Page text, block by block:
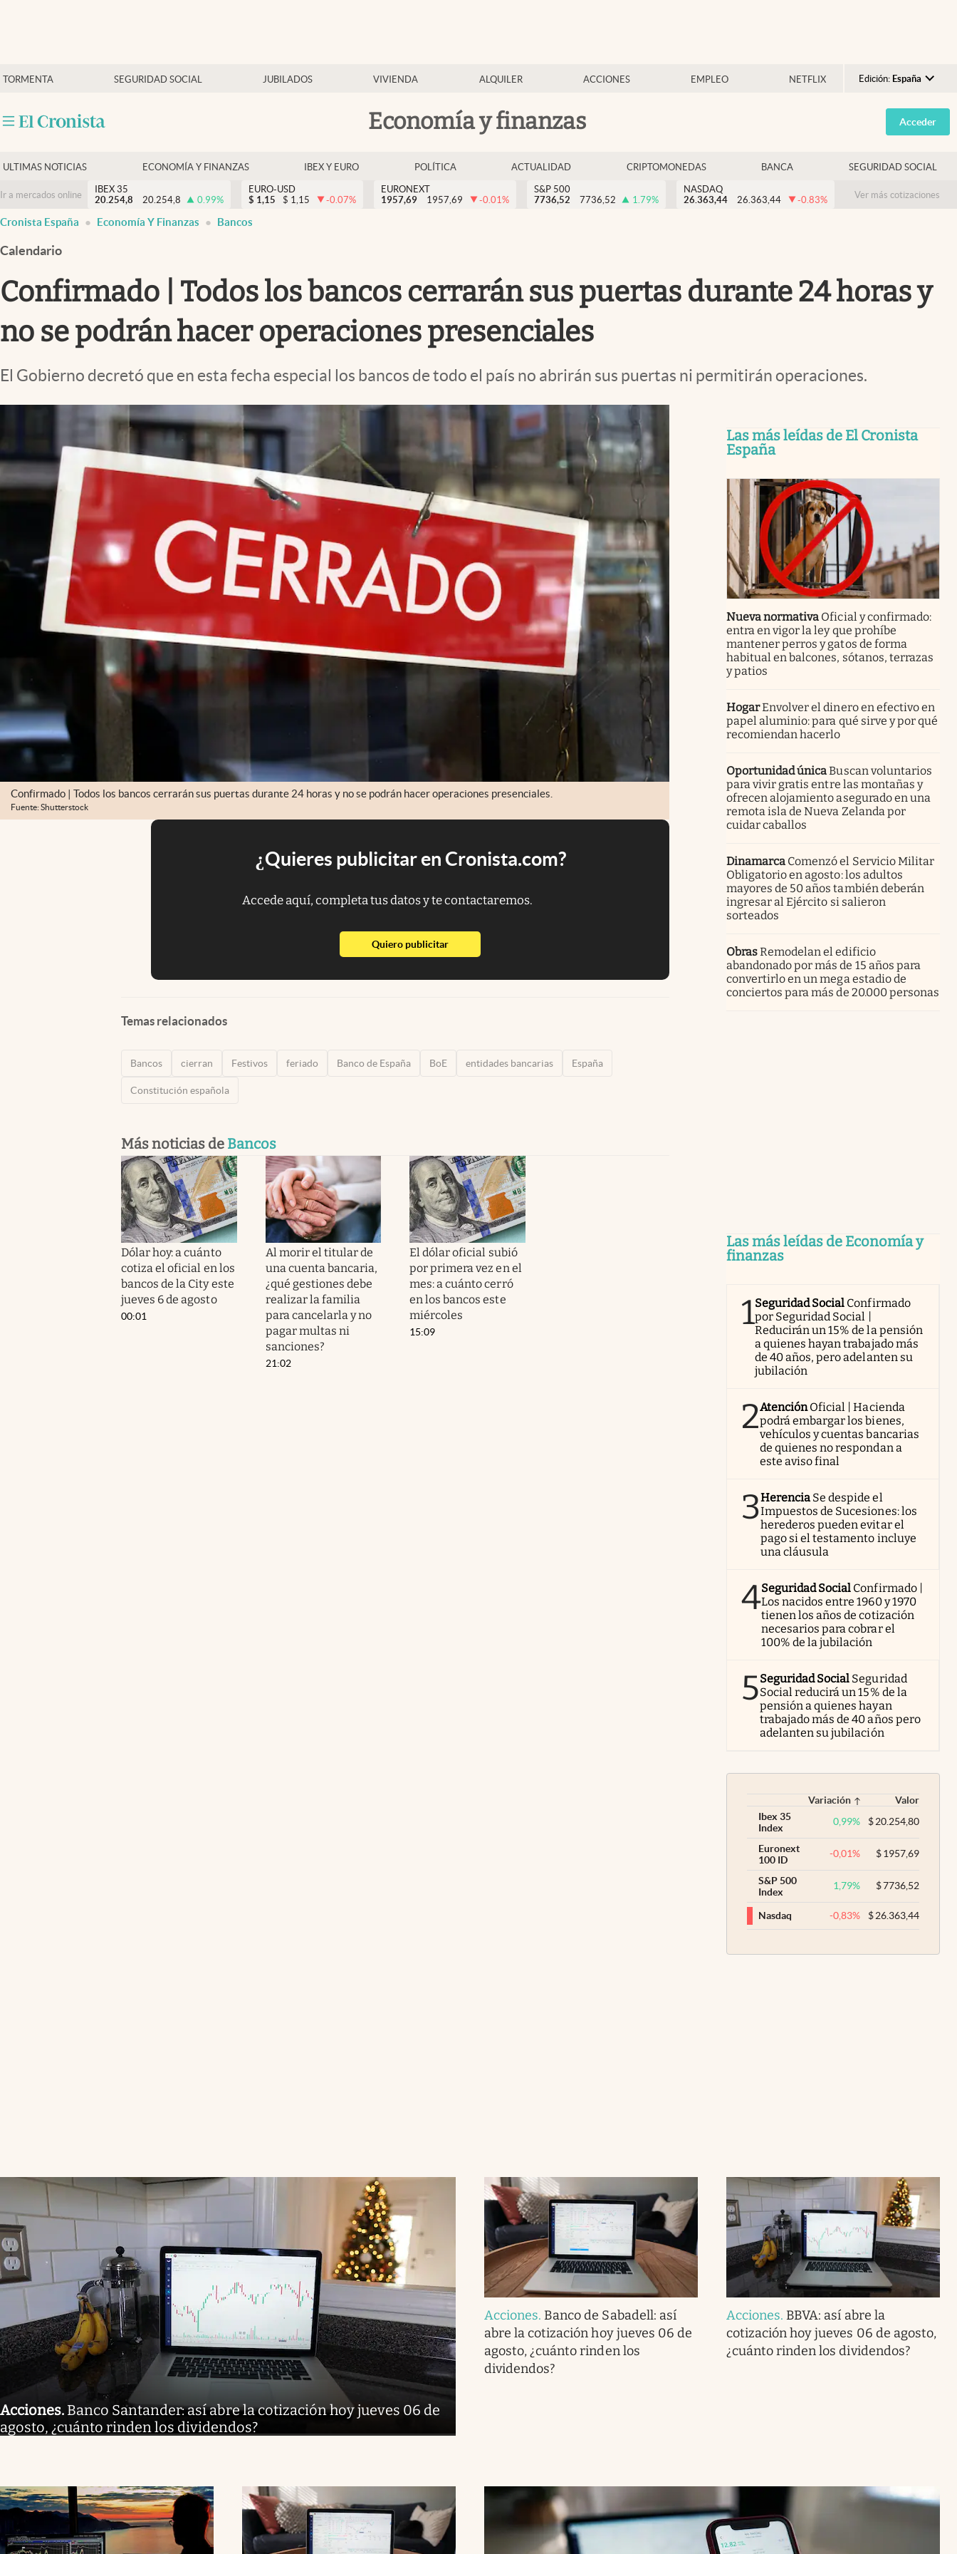
TORMENTA SEGURIDAD SOCIAL JUBILADOS VIVIENDA ALQUILER ACCIONES EMPLEO NETFLIX Edición: España
Argentina
España
USA
Colombia
Economía y finanzas
Economía y finanzas
Criptomonedas
Acceder
ULTIMAS NOTICIAS ECONOMÍA Y FINANZAS IBEX Y EURO POLÍTICA ACTUALIDAD CRIPTOMONEDAS BANCA SEGURIDAD SOCIAL
Ir a mercados online
IBEX 35
20.254,8
20.254,8 0.99%
EURO-USD
$ 1,15 $ 1,15 -0.07%
EURONEXT
1957,69
1957,69 -0.01%
S&P 500
7736,52
7736,52 1.79%
NASDAQ
26.363,44
26.363,44 -0.83% Ver más cotizaciones
Cronista España Economía Y Finanzas Bancos
Calendario
Confirmado | Todos los bancos cerrarán sus puertas durante 24 horas y
no se podrán hacer operaciones presenciales
El Gobierno decretó que en esta fecha especial los bancos de todo el país no abrirán sus puertas ni permitirán operaciones.
Confirmado | Todos los bancos cerrarán sus puertas durante 24 horas y no se podrán hacer operaciones presenciales.
Fuente: Shutterstock
¿Quieres publicitar en Cronista.com?
Accede aquí, completa tus datos y te contactaremos.
Quiero publicitarabre en nueva pestaña
Temas relacionados
Bancos cierran Festivos feriado Banco de España BoE entidades bancarias España
Constitución española
Más noticias de Bancos
Dólar hoy: a cuánto
cotiza el oficial en los
bancos de la City este
jueves 6 de agosto
00:01
Al morir el titular de
una cuenta bancaria,
¿qué gestiones debe
realizar la familia
para cancelarla y no
pagar multas ni
sanciones?
21:02
El dólar oficial subió
por primera vez en el
mes: a cuánto cerró
en los bancos este
miércoles
15:09
Las más leídas de El Cronista
España
Nueva normativa Oficial y confirmado:
entra en vigor la ley que prohíbe
mantener perros y gatos de forma
habitual en balcones, sótanos, terrazas
y patios
HogarEnvolver el dinero en efectivo en
papel aluminio: para qué sirve y por qué
recomiendan hacerlo
Oportunidad únicaBuscan voluntarios
para vivir gratis entre las montañas y
ofrecen alojamiento asegurado en una
remota isla de Nueva Zelanda por
cuidar caballos
Dinamarca Comenzó el Servicio Militar
Obligatorio en agosto: los adultos
mayores de 50 años también deberán
ingresar al Ejército si salieron
sorteados
ObrasRemodelan el edificio
abandonado por más de 15 años para
convertirlo en un mega estadio de
conciertos para más de 20.000 personas
Las más leídas de Economía y
finanzas
1Seguridad Social Confirmado
por Seguridad Social |
Reducirán un 15% de la pensión
a quienes hayan trabajado más
de 40 años, pero adelanten su
jubilación
2AtenciónOficial | Hacienda
podrá embargar los bienes,
vehículos y cuentas bancarias
de quienes no respondan a
este aviso final
3Herencia Se despide el
Impuestos de Sucesiones: los
herederos pueden evitar el
pago si el testamento incluye
una cláusula
4Seguridad Social Confirmado |
Los nacidos entre 1960 y 1970
tienen los años de cotización
necesarios para cobrar el
100% de la jubilación
5Seguridad Social Seguridad
Social reducirá un 15% de la
pensión a quienes hayan
trabajado más de 40 años pero
adelanten su jubilación
Variación
Valor
Ibex 35
Index
0,99% $20.254,80
Euronext
100 ID
-0,01% $1957,69
S&P 500
Index
1,79% $7736,52
Nasdaq -0,83% $26.363,44
Acciones. Banco Santander: así abre la cotización hoy jueves 06 de
agosto, ¿cuánto rinden los dividendos?
Acciones. Banco de Sabadell: así
abre la cotización hoy jueves 06 de
agosto, ¿cuánto rinden los
dividendos?
Acciones. BBVA: así abre la
cotización hoy jueves 06 de agosto,
¿cuánto rinden los dividendos?